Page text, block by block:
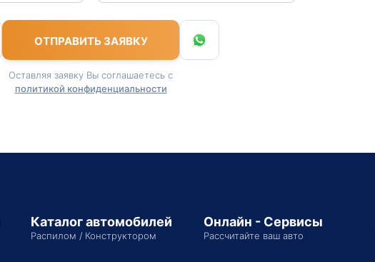
ОТПРАВИТЬ ЗАЯВКУ
Оставляя заявку Вы соглашаетесь с
политикой конфиденциальности
Каталог автомобилей
Распилом / Конструктором
Онлайн - Сервисы
Рассчитайте ваш авто